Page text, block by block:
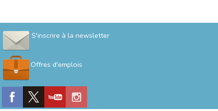
S'inscrire à la newsletter
Offres d'emplois